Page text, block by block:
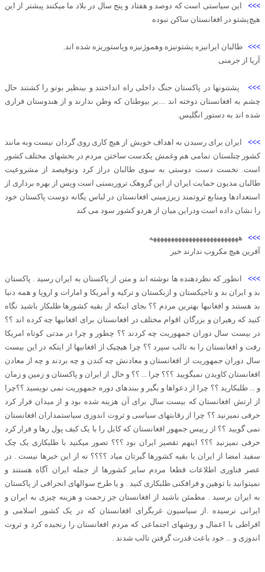
>>> این سیاستی است که دوصد و هفتاد و پنج سال در بلاد ما میکنند پیشتر از این
هیچ‌پشتو در افغانستان ساکن نبوده
>>> طالبان ایرانیزه پشتونیزه وهموژنیزه وپاستوریزه شده اند.
آریا از جرمنی
>>> پشتنونها در پاکستان جنگ داخلی راه انداختند و بینظیر بوتو را کشتند حال
چشم به افغانستان دوخته اند ....بر بیوطنان که وطن ندارند و از هندوستان فراری
شده اند به دستور انگلیس.
>>> ایران برای رسیدن به اهداف خویش از هیچ کاری روی گردان نیست وبه مانند
کشور چتلستان تمامی هم وغمش یکدست ساختن مردم در بخشهای مختلف کشور
است. نخست دست دوستی به سوی طالبان دراز کرد ونوفیصد از مشروعیت
طالبان مدیون حمایت ایران از این گروهک تروریستی است وپس از بهره برداری از
استعدادها ومنابع ثروتمند زیرزمینی افغانستان در لباس یگانه دوست پاکستان خود
را نشان داده است ودراین میان از هردو کشور سود می کند
>>> هههههههههههههههههههههههههه
آفرین هیچ مکروب ندارند خیر
>>> انطور که نظردهنده ها نوشته اند و متن از پاکستان به ایران رسید . پاکستان
بد و ایران بد و تاجیکستان و ازبکستان و ترکیه و آمریکا و امارات و اروپا و همه دنیا
بد هستند و افغانیها بهترین مردم ؟؟ بجای اینکه از بقیه کشورها طلبکار باشید نگاه
کنید که رهبران و بزرگان اقوام مختلف در افغانستان برای افغانیها چه کرده اند ؟؟
در بیست سال دوران جمهوریت چه کردند ؟؟ چطور و چرا در مدتی کوتاه امریکا
رفت و افغانستان را به تالب سپرد ؟؟ چرا هیچیک از افغانیها از اینکه در این بیست
سال دوران جمهوریت از افغانستان و معادنش چه کندن و چه بردند و چه از معادن
افغانستان کاویدن نمیگویید ؟؟؟ چرا ... ؟؟ و حال از ایران و پاکستان و زمین و زمان
و ... طلبکارید ؟؟ چرا از دعواها و بگیر و ببندهای دوره جمهوریت نمی نویسید ؟؟چرا
از ارتش افغانستان که بیست سال برای آن هزینه شده بود و از میدان فرار کرد
حرفی نمیزنید ؟؟ چرا از رقابتهای سیاسی و ثروت اندوزی سیاستمداران افغانستان
نمی گویید ؟؟ از رییس جمهور افغانستان که کابل را با یک کیف پول رها و فرار کرد
حرفی نمیزنید ؟؟؟ اینهم تقصیر ایران بود ؟؟؟ تصور میکنید با طلبکاری یک چک
سفید امضا از ایران یا بقیه کشورها گیرتان میاد ؟؟؟؟ نه از این خبرها نیست . در
عصر فناوری اطلاعات قطعا مردم سایر کشورها از جمله ایران آگاه هستند و
نمیتوانید با توهین و فرافکنی طلبکاری کنید . و یا طرح سوالهای انحرافی از پاکستان
به ایران برسید . مطمئن باشید از افغانستان جز زحمت و هزینه چیزی به ایران و
ایرانی نرسیده .از سیاسیون غربگرای افغانستان که در یک کشور اسلامی و
افراطی با اعمال و روشهای اجتماعی که مردم افغانستان را رنجیده کرد و ثروت
اندوزی و ... خود باعث قدرت گرفتن تالب شدند .